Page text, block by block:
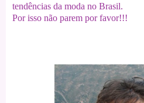
tendências da moda no Brasil.
Por isso não parem por favor!!!